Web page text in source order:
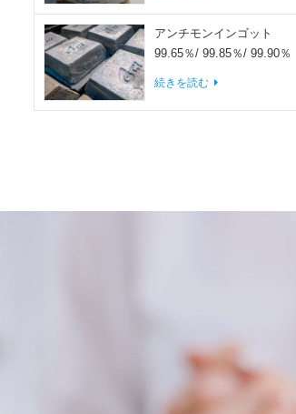
アンチモンインゴット
99.65％/ 99.85％/ 99.90％
続きを読む